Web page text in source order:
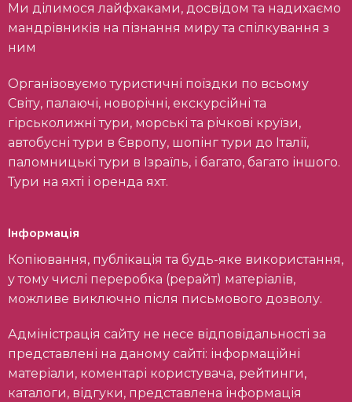
Ми ділимося лайфхаками, досвідом та надихаємо
мандрівників на пізнання миру та спілкування з
ним
Організовуємо туристичні поїздки по всьому
Світу, палаючі, новорічні, екскурсійні та
гірськолижні тури, морські та річкові круїзи,
автобусні тури в Європу, шопінг тури до Італії,
паломницькі тури в Ізраїль, і багато, багато іншого.
Тури на яхті і оренда яхт.
Інформація
Копіювання, публікація та будь-яке використання,
у тому числі переробка (рерайт) матеріалів,
можливе виключно після письмового дозволу.
Адміністрація сайту не несе відповідальності за
представлені на даному сайті: інформаційні
матеріали, коментарі користувача, рейтинги,
каталоги, відгуки, представлена інформація